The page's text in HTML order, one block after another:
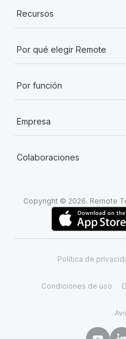
Recursos
Por qué elegir Remote
Por función
Empresa
Colaboraciones
Copyright © 2026. Remote
Política de
Condiciones de uso